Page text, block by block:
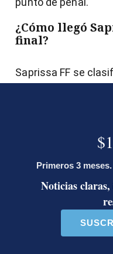
¿Cómo llegó
final?
Saprissa FF se
(9 unidades menos
10 ganes y 4
único, la “S” venció
de Yomira Pinzón,
Alvarado y
descuento de las